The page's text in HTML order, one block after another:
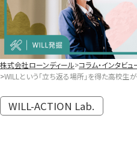
株式会社ローンディール コラム・インタビュ
WILLという「立ち返る場所」を得た高校生
WILL-ACTION Lab.